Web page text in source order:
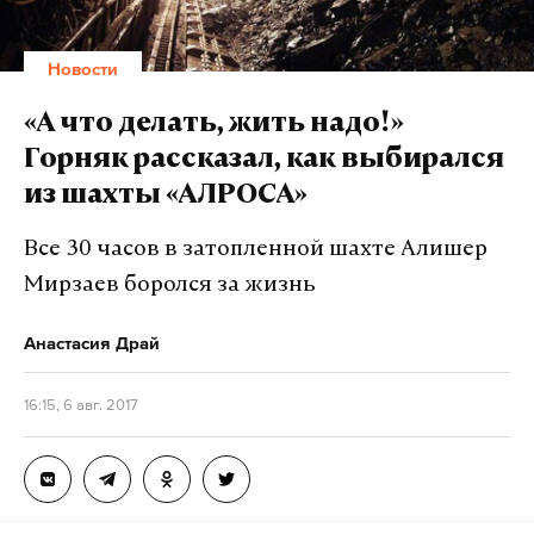
Дзен VK
Травмы, по данным источников, получил
пешеход, в момент обрушения находившийся в
Новости
«А что делать, жить надо!»
Горняк рассказал, как выбирался
из шахты «АЛРОСА»
Все 30 часов в затопленной шахте Алишер
Мирзаев боролся за жизнь
Анастасия Драй
16:15, 6 авг. 2017